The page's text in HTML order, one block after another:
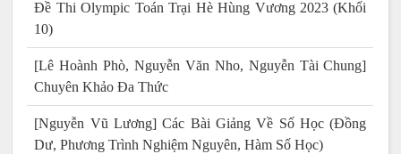
Đề Thi Olympic Toán Trại Hè Hùng Vương 2023 (Khối
10)
[Lê Hoành Phò, Nguyễn Văn Nho, Nguyễn Tài Chung]
Chuyên Khảo Đa Thức
[Nguyễn Vũ Lương] Các Bài Giảng Về Số Học (Đồng
Dư, Phương Trình Nghiệm Nguyên, Hàm Số Học)